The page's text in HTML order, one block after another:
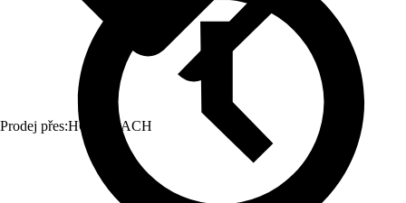
Prodej přes:HORNBACH